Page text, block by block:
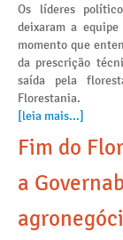
Os líderes
deixaram a
momento que
da prescrição
saída pela
Florestania.
[leia mais...]
Fim do
a